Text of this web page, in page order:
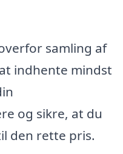
samling af
indhente mindst
og sikre, at du
den rette pris.